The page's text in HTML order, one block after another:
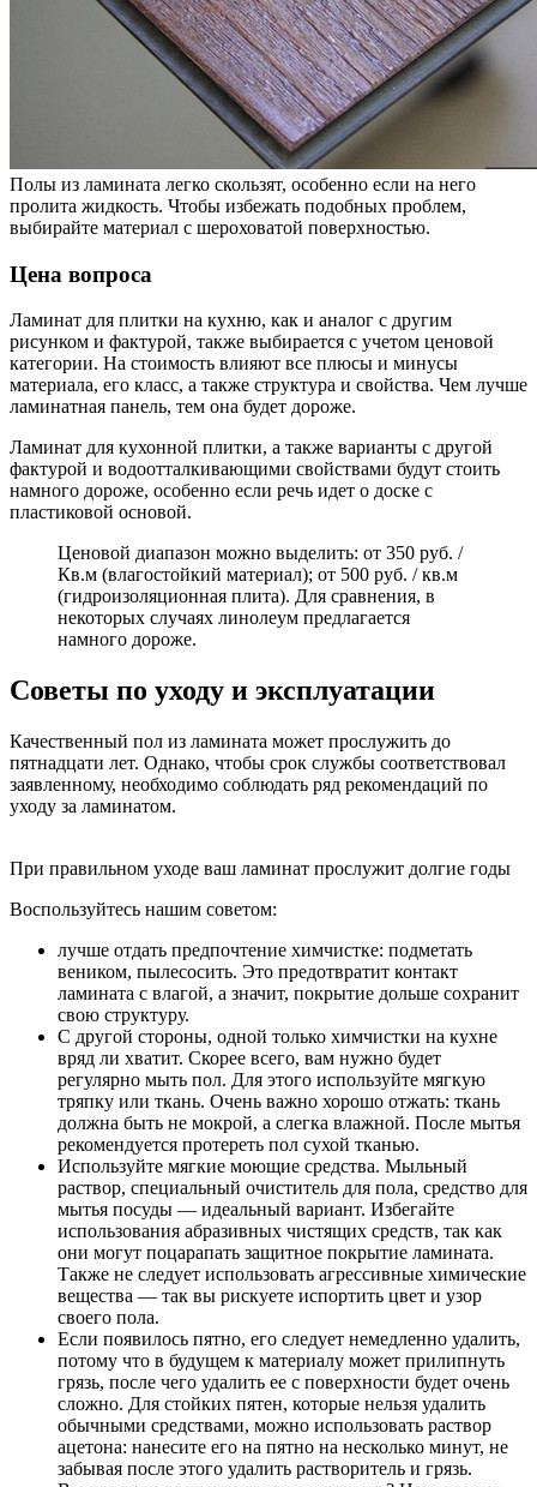
Полы из ламината легко скользят, особенно если на него
пролита жидкость. Чтобы избежать подобных проблем,
выбирайте материал с шероховатой поверхностью.
Цена вопроса
Ламинат для плитки на кухню, как и аналог с другим
рисунком и фактурой, также выбирается с учетом ценовой
категории. На стоимость влияют все плюсы и минусы
материала, его класс, а также структура и свойства. Чем лучше
ламинатная панель, тем она будет дороже.
Ламинат для кухонной плитки, а также варианты с другой
фактурой и водоотталкивающими свойствами будут стоить
намного дороже, особенно если речь идет о доске с
пластиковой основой.
Ценовой диапазон можно выделить: от 350 руб. /
Кв.м (влагостойкий материал); от 500 руб. / кв.м
(гидроизоляционная плита). Для сравнения, в
некоторых случаях линолеум предлагается
намного дороже.
Советы по уходу и эксплуатации
Качественный пол из ламината может прослужить до
пятнадцати лет. Однако, чтобы срок службы соответствовал
заявленному, необходимо соблюдать ряд рекомендаций по
уходу за ламинатом.
При правильном уходе ваш ламинат прослужит долгие годы
Воспользуйтесь нашим советом:
лучше отдать предпочтение химчистке: подметать
веником, пылесосить. Это предотвратит контакт
ламината с влагой, а значит, покрытие дольше сохранит
свою структуру.
С другой стороны, одной только химчистки на кухне
вряд ли хватит. Скорее всего, вам нужно будет
регулярно мыть пол. Для этого используйте мягкую
тряпку или ткань. Очень важно хорошо отжать: ткань
должна быть не мокрой, а слегка влажной. После мытья
рекомендуется протереть пол сухой тканью.
Используйте мягкие моющие средства. Мыльный
раствор, специальный очиститель для пола, средство для
мытья посуды — идеальный вариант. Избегайте
использования абразивных чистящих средств, так как
они могут поцарапать защитное покрытие ламината.
Также не следует использовать агрессивные химические
вещества — так вы рискуете испортить цвет и узор
своего пола.
Если появилось пятно, его следует немедленно удалить,
потому что в будущем к материалу может прилипнуть
грязь, после чего удалить ее с поверхности будет очень
сложно. Для стойких пятен, которые нельзя удалить
обычными средствами, можно использовать раствор
ацетона: нанесите его на пятно на несколько минут, не
забывая после этого удалить растворитель и грязь.